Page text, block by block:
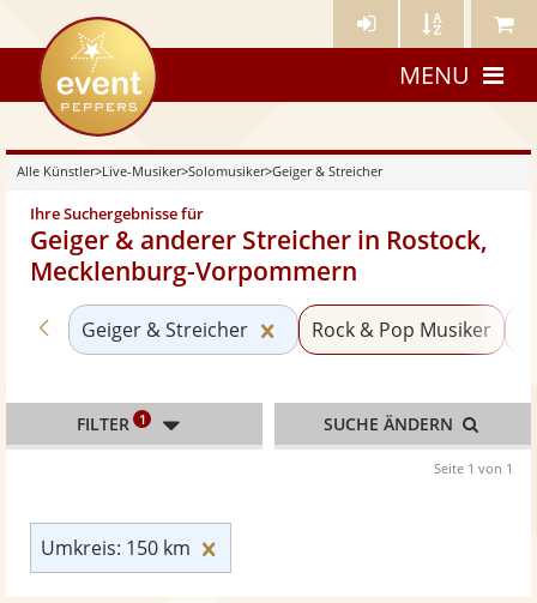
Künstler- Künstler Meine
eventpeppers
MENU
Alle Künstler>Live-Musiker>Solomusiker>Geiger & Streicher
Ihre Suchergebnisse für
Geiger & anderer Streicher in Rostock,
Mecklenburg-Vorpommern
Zurück zu «Solomusiker»
Geiger & Streicher Kategorie «Geiger &
Rock & Pop Musiker
Umkreis: 150 km
FILTER 1 SUCHE ÄNDERN
Seite 1 von 1